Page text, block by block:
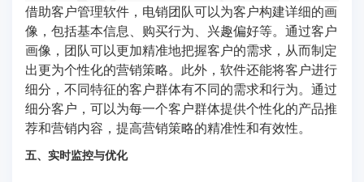
借助客户管理软件，电销团队可以为客户构建详细的画
像，包括基本信息、购买行为、兴趣偏好等。通过客户
画像，团队可以更加精准地把握客户的需求，从而制定
出更为个性化的营销策略。此外，软件还能将客户进行
细分，不同特征的客户群体有不同的需求和行为。通过
细分客户，可以为每一个客户群体提供个性化的产品推
荐和营销内容，提高营销策略的精准性和有效性。
五、实时监控与优化